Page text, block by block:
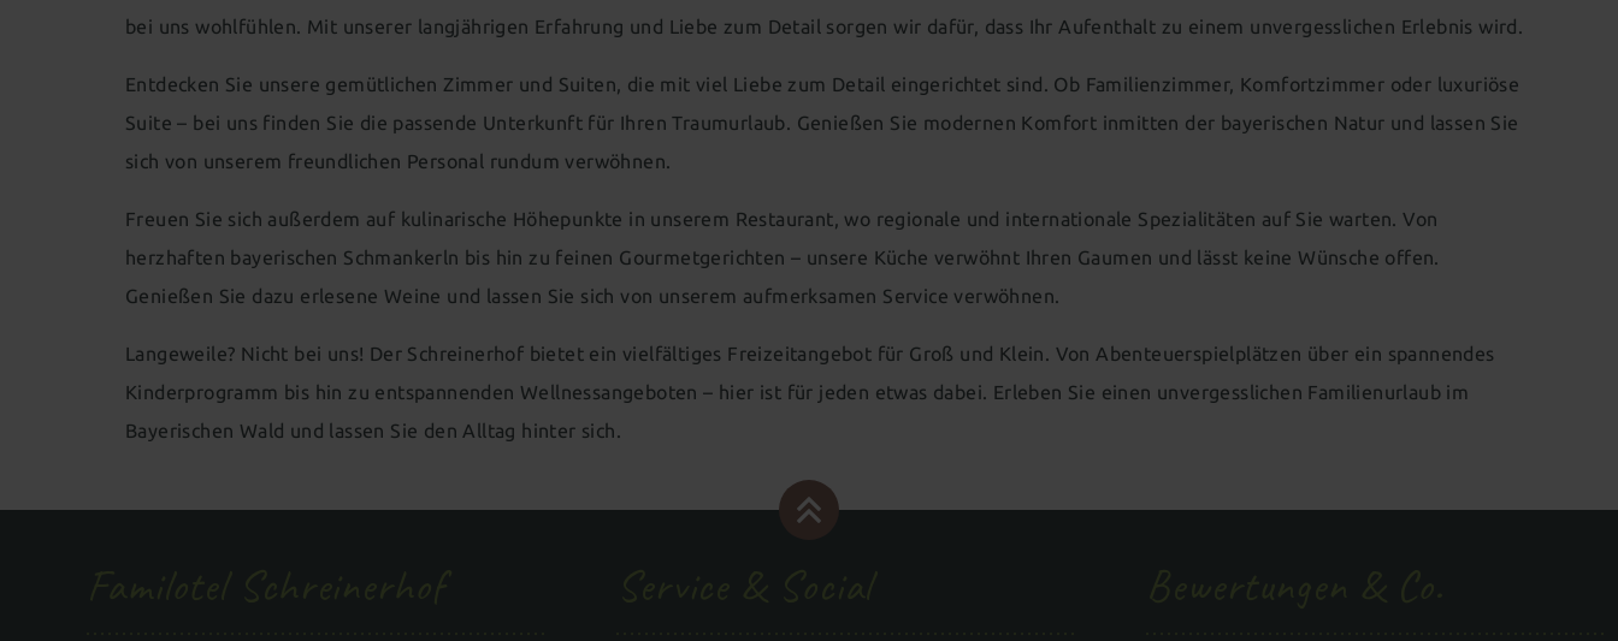
bei uns wohlfühlen. Mit unserer langjährigen Erfahrung und Liebe zum Detail sorgen wir dafür, dass Ihr Aufenthalt zu einem unvergesslichen Erlebnis wird.
Entdecken Sie unsere gemütlichen Zimmer und Suiten, die mit viel Liebe zum Detail eingerichtet sind. Ob Familienzimmer, Komfortzimmer oder luxuriöse
Suite – bei uns finden Sie die passende Unterkunft für Ihren Traumurlaub. Genießen Sie modernen Komfort inmitten der bayerischen Natur und lassen Sie
sich von unserem freundlichen Personal rundum verwöhnen.
Freuen Sie sich außerdem auf kulinarische Höhepunkte in unserem Restaurant, wo regionale und internationale Spezialitäten auf Sie warten. Von
herzhaften bayerischen Schmankerln bis hin zu feinen Gourmetgerichten – unsere Küche verwöhnt Ihren Gaumen und lässt keine Wünsche offen.
Genießen Sie dazu erlesene Weine und lassen Sie sich von unserem aufmerksamen Service verwöhnen.
Langeweile? Nicht bei uns! Der Schreinerhof bietet ein vielfältiges Freizeitangebot für Groß und Klein. Von Abenteuerspielplätzen über ein spannendes
Kinderprogramm bis hin zu entspannenden Wellnessangeboten – hier ist für jeden etwas dabei. Erleben Sie einen unvergesslichen Familienurlaub im
Bayerischen Wald und lassen Sie den Alltag hinter sich.